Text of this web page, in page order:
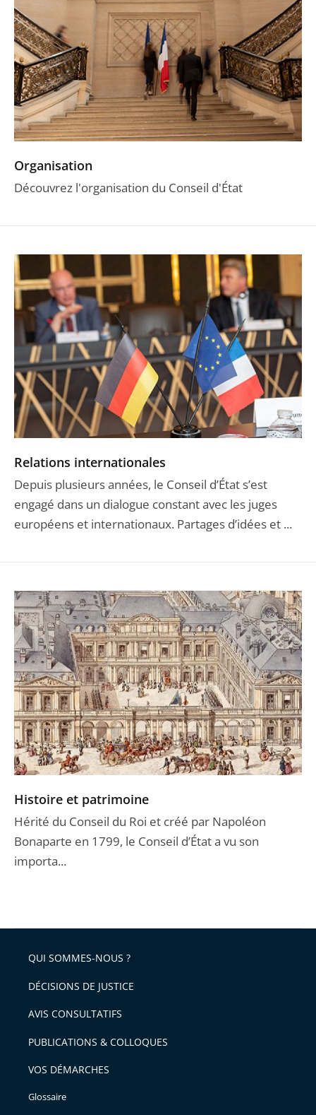
Organisation
Découvrez l'organisation du Conseil d'État
Relations internationales
Depuis plusieurs années, le Conseil d’État s’est
engagé dans un dialogue constant avec les juges
européens et internationaux. Partages d’idées et ...
Histoire et patrimoine
Hérité du Conseil du Roi et créé par Napoléon
Bonaparte en 1799, le Conseil d’État a vu son
importa...
QUI SOMMES-NOUS ?
DÉCISIONS DE JUSTICE
AVIS CONSULTATIFS
PUBLICATIONS & COLLOQUES
VOS DÉMARCHES
Glossaire